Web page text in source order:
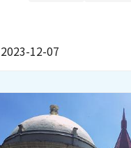
2023-12-07